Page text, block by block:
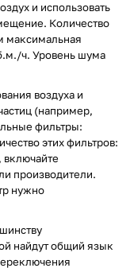
и использовать
Количество
максимальная
ч. Уровень шума
воздуха и
(например,
фильтры:
этих фильтров:
включайте
производители.
нужно
найдут общий язык